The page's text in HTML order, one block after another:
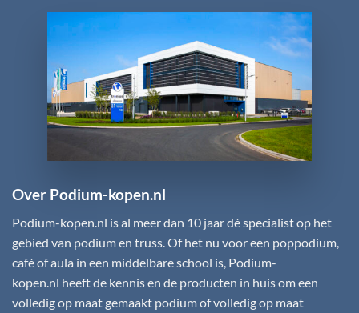
Over Podium-kopen.nl
Podium-kopen.nl is al meer dan 10 jaar dé specialist op het
gebied van podium en truss. Of het nu voor een poppodium,
café of aula in een middelbare school is, Podium-
kopen.nl heeft de kennis en de producten in huis om een
volledig op maat gemaakt podium of volledig op maat